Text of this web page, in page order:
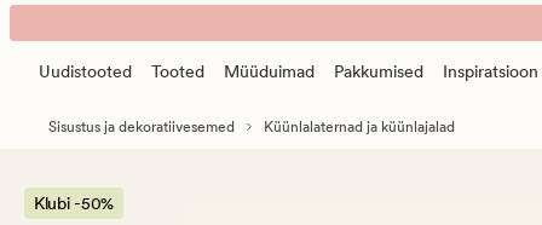
Bally
küünlajalg
hõbedane
banner.
PressUudistooted Tooted Müüduimad Pakkumised Inspiratsioon
Sisustus ja dekoratiivesemed Küünlalaternad ja küünlajalad
Klubi -50%